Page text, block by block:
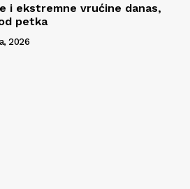
i ekstremne vrućine danas,
petka
2026